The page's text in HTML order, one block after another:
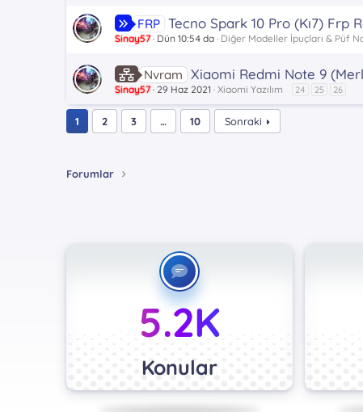
FRP Tecno Spark 10 Pro (Kı7) Frp
Sinay57 Dün 10:54 da Diğer Modeller İpuçları & Püf
Nvram Xiaomi Redmi Note 9
Sinay57 29 Haz 2021 Xiaomi Yazılım 24 25 26
1 2 3 … 10 Sonraki
Forumlar
5.2K
Konular